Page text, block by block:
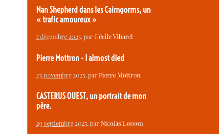
Nan Shepherd dans les Cairngorms, un
« trafic amoureux »
7 décembre 2025, parCécile Vibarel
Pierre Mottron - I almost died
23 novembre 2025, parPierre Mottron
CASTERUS OUEST, un portrait de mon
père.
29 septembre 2025, parNicolas Losson